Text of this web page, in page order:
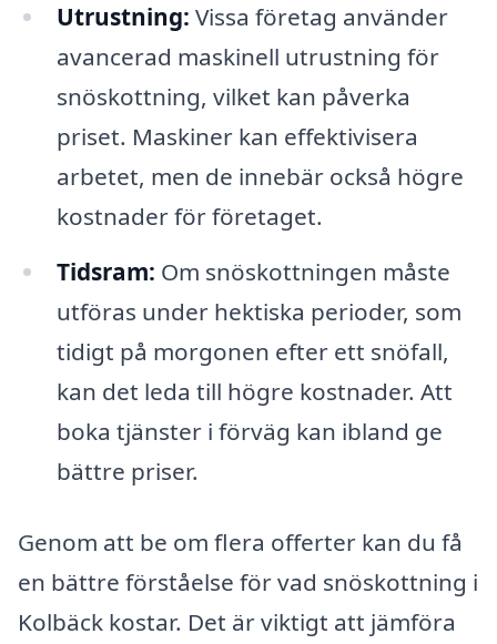
Utrustning: Vissa företag använder
avancerad maskinell utrustning för
snöskottning, vilket kan påverka
priset. Maskiner kan effektivisera
arbetet, men de innebär också högre
kostnader för företaget.
Tidsram: Om snöskottningen måste
utföras under hektiska perioder, som
tidigt på morgonen efter ett snöfall,
kan det leda till högre kostnader. Att
boka tjänster i förväg kan ibland ge
bättre priser.
Genom att be om flera offerter kan du få
en bättre förståelse för vad snöskottning i
Kolbäck kostar. Det är viktigt att jämföra